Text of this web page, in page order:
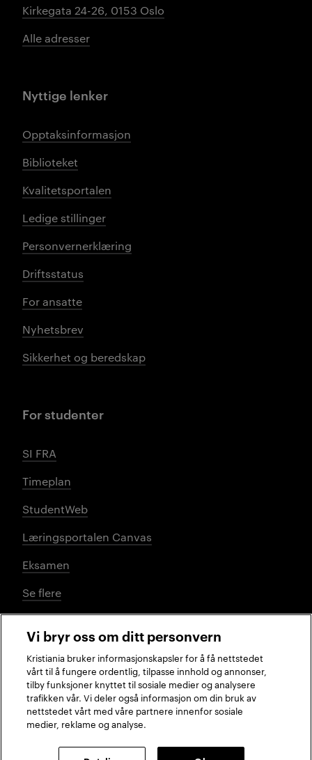
Kirkegata 24-26, 0153 Oslo
Alle adresser
Nyttige lenker
Opptaksinformasjon
Biblioteket
Kvalitetsportalen
Ledige stillinger
Personvernerklæring
Driftsstatus
For ansatte
Nyhetsbrev
Sikkerhet og beredskap
For studenter
SI FRA
Timeplan
StudentWeb
Læringsportalen Canvas
Eksamen
Se flere
Sosiale medier
FacebookInstagramLinkedInTikTok
Vi bryr oss om ditt personvern
Kristiania bruker informasjonskapsler for å få nettstedet
vårt til å fungere ordentlig, tilpasse innhold og annonser,
tilby funksjoner knyttet til sosiale medier og analysere
trafikken vår. Vi deler også informasjon om din bruk av
nettstedet vårt med våre partnere innenfor sosiale
medier, reklame og analyse.